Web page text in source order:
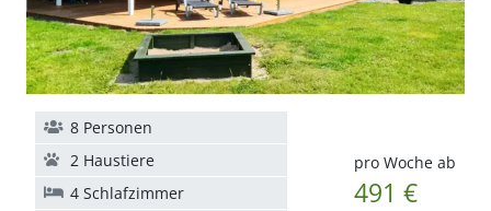
pro Woche ab
491 €
8 Personen
2 Haustiere
4 Schlafzimmer